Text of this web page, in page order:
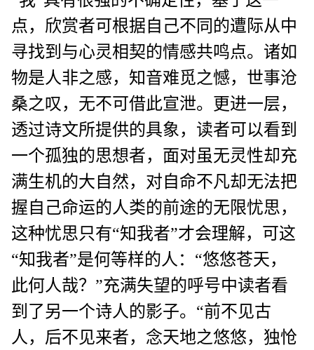
点，欣赏者可根据自己不同的遭际从中
寻找到与心灵相契的情感共鸣点。诸如
物是人非之感，知音难觅之憾，世事沧
桑之叹，无不可借此宣泄。更进一层，
透过诗文所提供的具象，读者可以看到
一个孤独的思想者，面对虽无灵性却充
满生机的大自然，对自命不凡却无法把
握自己命运的人类的前途的无限忧思，
这种忧思只有“知我者”才会理解，可这
“知我者”是何等样的人：“悠悠苍天，
此何人哉？”充满失望的呼号中读者看
到了另一个诗人的影子。“前不见古
人，后不见来者，念天地之悠悠，独怆